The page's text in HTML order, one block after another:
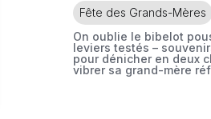
Fête des Grands-Mères
On oublie le bibelot
leviers testés –
pour dénicher en deux
vibrer sa grand-mère